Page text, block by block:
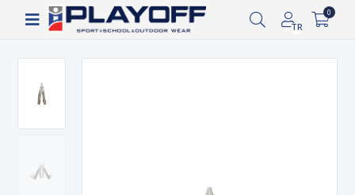
Siparişin 2-8 iş günü arasında kargoya verilecektir.
TR
0